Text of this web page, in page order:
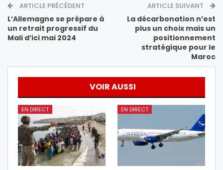
ARTICLE PRÉCÉDENT
L’Allemagne se prépare à
un retrait progressif du
Mali d’ici mai 2024
ARTICLE SUIVANT
La décarbonation n’est
plus un choix mais un
positionnement
stratégique pour le
Maroc
VOIR AUSSI
EN DIRECT EN DIRECT